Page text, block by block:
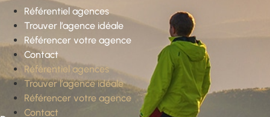
Référentiel agences
Trouver l’agence idéale
Référencer votre agence
Contact
Référentiel agences
Trouver l’agence idéale
Référencer votre agence
Contact